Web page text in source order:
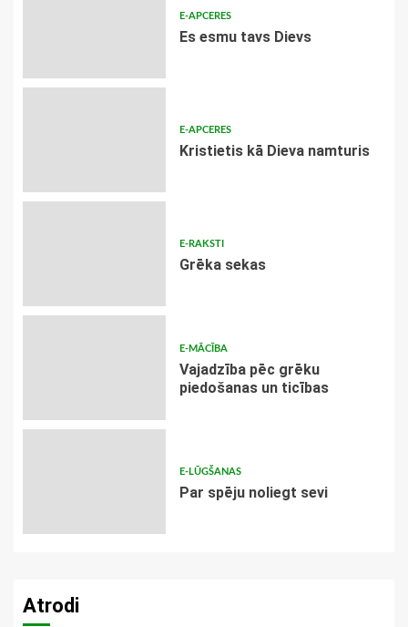
E-APCERES
Es esmu tavs Dievs
E-APCERES
Kristietis kā Dieva namturis
E-RAKSTI
Grēka sekas
E-MĀCĪBA
Vajadzība pēc grēku
piedošanas un ticības
E-LŪGŠANAS
Par spēju noliegt sevi
Atrodi